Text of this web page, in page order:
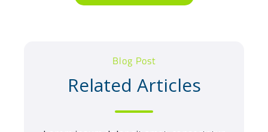
Blog Post
Related Articles